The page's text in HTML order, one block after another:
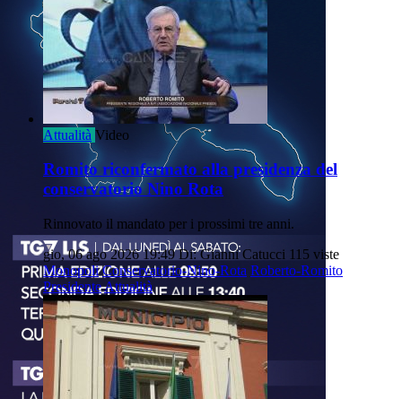
Attualità Video
Romito riconfermato alla presidenza del
conservatorio Nino Rota
Rinnovato il mandato per i prossimi tre anni.
gio, 06 ago 2026 19:49 Di: Gianni Catucci 115 viste
Monopoli Conservatorio-Nino-Rota Roberto-Romito
PresidenteAttualità